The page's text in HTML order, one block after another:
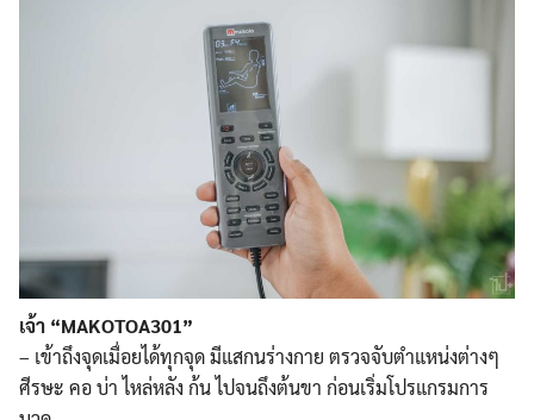
เจ้า “MAKOTOA301”
– เข้าถึงจุดเมื่อยได้ทุกจุด มีแสกนร่างกาย ตรวจจับตำแหน่งต่างๆ
ศีรษะ คอ บ่า ไหล่หลัง ก้น ไปจนถึงต้นขา ก่อนเริ่มโปรแกรมการ